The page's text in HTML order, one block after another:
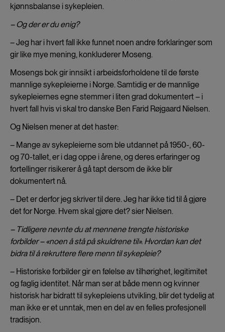
kjønnsbalanse i sykepleien.
– Og der er du enig?
– Jeg har i hvert fall ikke funnet noen andre forklaringer som
gir like mye mening, konkluderer Moseng.
Mosengs bok gir innsikt i arbeidsforholdene til de første
mannlige sykepleierne i Norge. Samtidig er de mannlige
sykepleiernes egne stemmer i liten grad dokumentert – i
hvert fall hvis vi skal tro danske Ben Farid Røjgaard Nielsen.
Og Nielsen mener at det haster:
– Mange av sykepleierne som ble utdannet på 1950-, 60-
og 70-tallet, er i dag oppe i årene, og deres erfaringer og
fortellinger risikerer å gå tapt dersom de ikke blir
dokumentert nå.
– Det er derfor jeg skriver til dere. Jeg har ikke tid til å gjøre
det for Norge. Hvem skal gjøre det? sier Nielsen.
– Tidligere nevnte du at mennene trengte historiske
forbilder – «noen å stå på skuldrene til». Hvordan kan det
bidra til å rekruttere flere menn til sykepleie?
– Historiske forbilder gir en følelse av tilhørighet, legitimitet
og faglig identitet. Når man ser at både menn og kvinner
historisk har bidratt til sykepleiens utvikling, blir det tydelig at
man ikke er et unntak, men en del av en felles profesjonell
tradisjon.